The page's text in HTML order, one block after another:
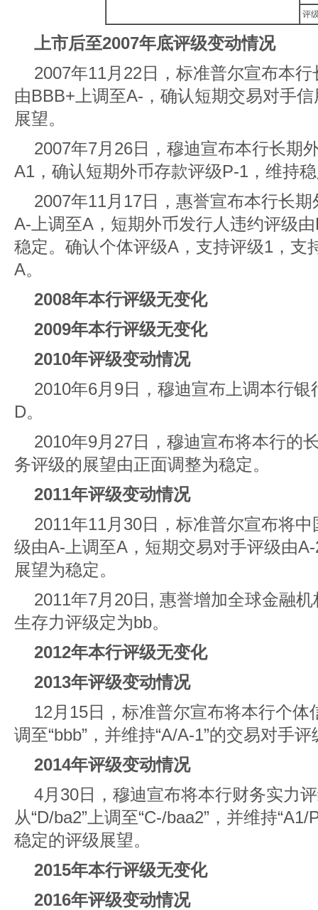
评
上市后至2007年底评级变动情况
2007年11月22日，标准普尔宣布本
由BBB+上调至A-，确认短期交易对手
展望。
2007年7月26日，穆迪宣布本行长期
A1，确认短期外币存款评级P-1，维持
2007年11月17日，惠誉宣布本行长
A-上调至A，短期外币发行人违约评级
稳定。确认个体评级A，支持评级1，支
A。
2008年本行评级无变化
2009年本行评级无变化
2010年评级变动情况
2010年6月9日，穆迪宣布上调本行
D。
2010年9月27日，穆迪宣布将本行的
务评级的展望由正面调整为稳定。
2011年评级变动情况
2011年11月30日，标准普尔宣布将
级由A-上调至A，短期交易对手评级由
展望为稳定。
2011年7月20日, 惠誉增加全球金融
生存力评级定为bb。
2012年本行评级无变化
2013年评级变动情况
12月15日，标准普尔宣布将本行个体
调至“bbb”，并维持“A/A-1”的交易对手
2014年评级变动情况
4月30日，穆迪宣布将本行财务实力
从“D/ba2”上调至“C-/baa2”，并维持
稳定的评级展望。
2015年本行评级无变化
2016年评级变动情况